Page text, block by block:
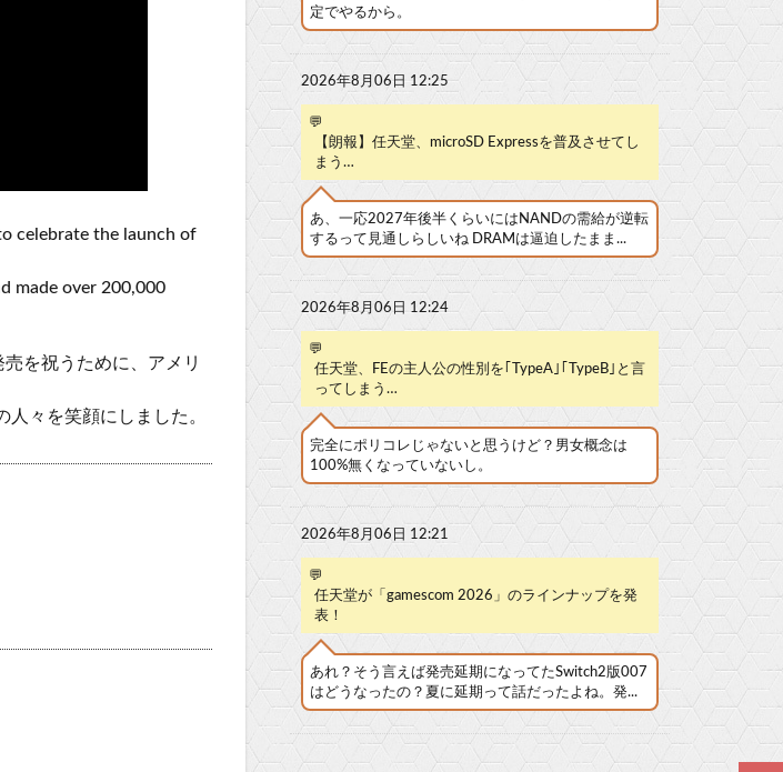
celebrate the launch of
made over 200,000
を祝うために、アメリ
々を笑顔にしました。
定でやるから。
2026年8月06日 12:25
💬
【朗報】任天堂、microSD Expressを普及させてし
まう…
あ、一応2027年後半くらいにはNANDの需給が逆転
するって見通しらしいね DRAMは逼迫したまま...
2026年8月06日 12:24
💬
任天堂、FEの主人公の性別を｢TypeA｣｢TypeB｣と言
ってしまう…
完全にポリコレじゃないと思うけど？男女概念は
100%無くなっていないし。
2026年8月06日 12:21
💬
任天堂が「gamescom 2026」のラインナップを発
表！
あれ？そう言えば発売延期になってたSwitch2版007
はどうなったの？夏に延期って話だったよね。発...